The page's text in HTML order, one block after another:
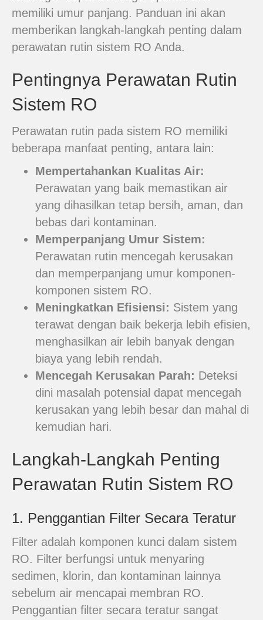
memiliki umur panjang. Panduan ini akan
memberikan langkah-langkah penting dalam
perawatan rutin sistem RO Anda.
Pentingnya Perawatan Rutin
Sistem RO
Perawatan rutin pada sistem RO memiliki
beberapa manfaat penting, antara lain:
Mempertahankan Kualitas Air:
Perawatan yang baik memastikan air
yang dihasilkan tetap bersih, aman, dan
bebas dari kontaminan.
Memperpanjang Umur Sistem:
Perawatan rutin mencegah kerusakan
dan memperpanjang umur komponen-
komponen sistem RO.
Meningkatkan Efisiensi: Sistem yang
terawat dengan baik bekerja lebih efisien,
menghasilkan air lebih banyak dengan
biaya yang lebih rendah.
Mencegah Kerusakan Parah: Deteksi
dini masalah potensial dapat mencegah
kerusakan yang lebih besar dan mahal di
kemudian hari.
Langkah-Langkah Penting
Perawatan Rutin Sistem RO
1. Penggantian Filter Secara Teratur
Filter adalah komponen kunci dalam sistem
RO. Filter berfungsi untuk menyaring
sedimen, klorin, dan kontaminan lainnya
sebelum air mencapai membran RO.
Penggantian filter secara teratur sangat